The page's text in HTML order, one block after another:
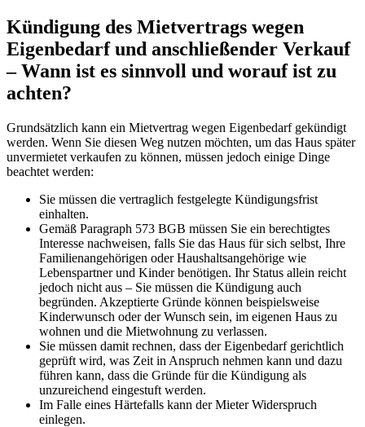
Kündigung des Mietvertrags wegen
Eigenbedarf und anschließender Verkauf
– Wann ist es sinnvoll und worauf ist zu
achten?
Grundsätzlich kann ein Mietvertrag wegen Eigenbedarf gekündigt
werden. Wenn Sie diesen Weg nutzen möchten, um das Haus später
unvermietet verkaufen zu können, müssen jedoch einige Dinge
beachtet werden:
Sie müssen die vertraglich festgelegte Kündigungsfrist
einhalten.
Gemäß Paragraph 573 BGB müssen Sie ein berechtigtes
Interesse nachweisen, falls Sie das Haus für sich selbst, Ihre
Familienangehörigen oder Haushaltsangehörige wie
Lebenspartner und Kinder benötigen. Ihr Status allein reicht
jedoch nicht aus – Sie müssen die Kündigung auch
begründen. Akzeptierte Gründe können beispielsweise
Kinderwunsch oder der Wunsch sein, im eigenen Haus zu
wohnen und die Mietwohnung zu verlassen.
Sie müssen damit rechnen, dass der Eigenbedarf gerichtlich
geprüft wird, was Zeit in Anspruch nehmen kann und dazu
führen kann, dass die Gründe für die Kündigung als
unzureichend eingestuft werden.
Im Falle eines Härtefalls kann der Mieter Widerspruch
einlegen.